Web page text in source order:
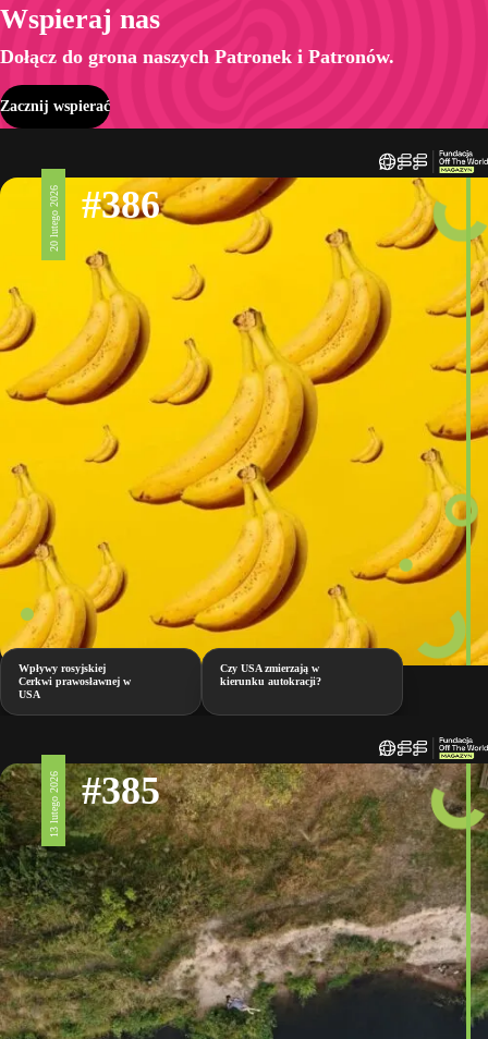
Wspieraj nas
Dołącz do grona naszych Patronek i Patronów.
Zacznij wspierać
20 lutego 2026 #386
Wpływy rosyjskiej
Cerkwi prawosławnej w
USA
Czy USA zmierzają w
kierunku autokracji?
13 lutego 2026 #385